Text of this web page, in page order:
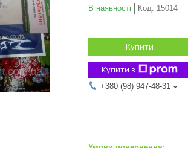
В наявності Код: 15014
Купити
Купити з
+380 (98) 947-48-31